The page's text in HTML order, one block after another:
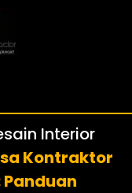
Interior
Kontraktor